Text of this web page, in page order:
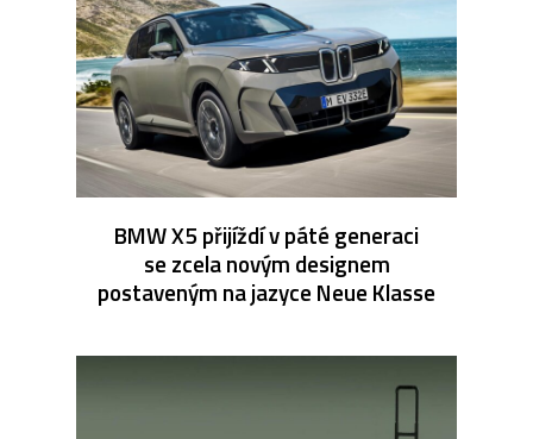
BMW X5 přijíždí v páté generaci
se zcela novým designem
postaveným na jazyce Neue Klasse